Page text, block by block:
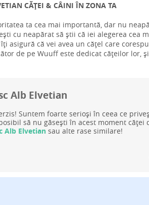
CĂȚEI & CÂINI ÎN ZONA TA
ta cea mai importantă, dar nu
cu neapărat să știi că iei alegerea cea
asigură că vei avea un cățel care
de pe Wuuff este dedicat cățeilor lor,
Alb Elvetian
Suntem foarte serioși în ceea ce
să nu găsești în acest moment căței
Alb Elvetian sau alte rase similare!